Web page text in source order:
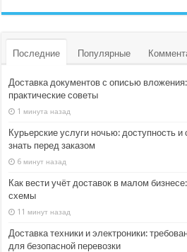
Последние Популярные
Доставка документов с описью
практические советы
1 минута назад
Курьерские услуги ночью: доступность
знать перед заказом
6 минут назад
Как вести учёт доставок в малом
схемы
11 минут назад
Доставка техники и электроники:
для безопасной перевозки